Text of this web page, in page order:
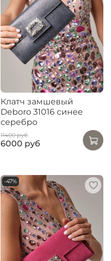
Клатч замшевый
Deboro 31016 синее
серебро
11400 руб
6000 руб
-47%